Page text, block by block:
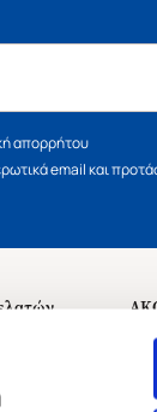
απορρήτου
email και